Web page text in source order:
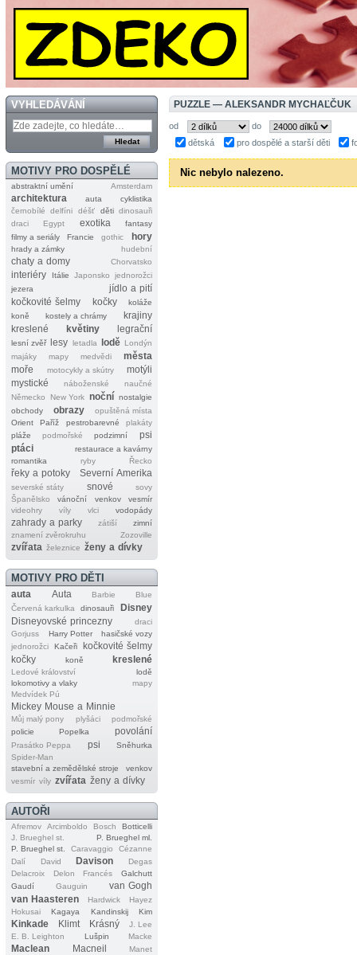
VYHLEDÁVÁNÍ
MOTIVY PRO DOSPĚLÉ
abstraktní umění Amsterdam
architektura auta
cyklistika
černobílé
delfíni déšť děti dinosauři
draci
Egypt exotika
fantasy
filmy a seriály
Francie gothic hory
hrady a zámky hudební
chaty a domy Chorvatsko
interiéry Itálie Japonsko
jednorožci
jezera
jídlo a pití
kočkovité šelmy
kočky
koláže
koně
kostely a chrámy
krajiny
kreslené
květiny legrační
lesní zvěř lesy letadla lodě Londýn
majáky
mapy medvědi
města
moře
motocykly a skútry
motýli
mystické
náboženské
naučné
Německo
New York noční nostalgie
obchody
obrazy
opuštěná místa
Orient
Paříž pestrobarevné
plakáty
pláže
podmořské podzimní
psi
ptáci
restaurace a kavárny
romantika
ryby Řecko
řeky a potoky Severní Amerika
severské státy snové
sovy
Španělsko
vánoční venkov
vesmír
videohry
víly vlci vodopády
zahrady a parky zátiší
zimní
znamení zvěrokruhu
Zozoville
zvířata železnice ženy a dívky
MOTIVY PRO DĚTI
auta Auta Barbie
Blue
Červená karkulka
dinosauři
Disney
Disneyovské princezny
draci
Gorjuss
Harry Potter
hasičské vozy
jednorožci
Kačeři
kočkovité šelmy
kočky
koně kreslené
Ledové království
lodě
lokomotivy a vlaky
mapy
Medvídek Pú
Mickey Mouse a Minnie
Můj malý pony plyšáci
podmořské
policie
Popelka povolání
Prasátko Peppa psi
Sněhurka
Spider‐Man
stavební a zemědělské stroje
venkov
vesmír víly zvířata ženy a dívky
AUTOŘI
Afremov Arcimboldo Bosch
Botticelli
J. Brueghel st.
P. Brueghel ml.
P. Brueghel st.
Caravaggio
Cézanne
Dalí
David Davison
Degas
Delacroix
Delon Francés
Galchutt
Gaudí
Gauguin
van Gogh
van Haasteren
Hardwick
Hayez
Hokusai
Kagaya Kandinskij Kim
Kinkade Klimt Krásný
J. Lee
E. B. Leighton
Lušpin Macke
Maclean Macneil Manet
PUZZLE — ALEKSANDR MYCHAĽČUK
od
do
dětská
pro dospělé a starší děti
Nic nebylo nalezeno.